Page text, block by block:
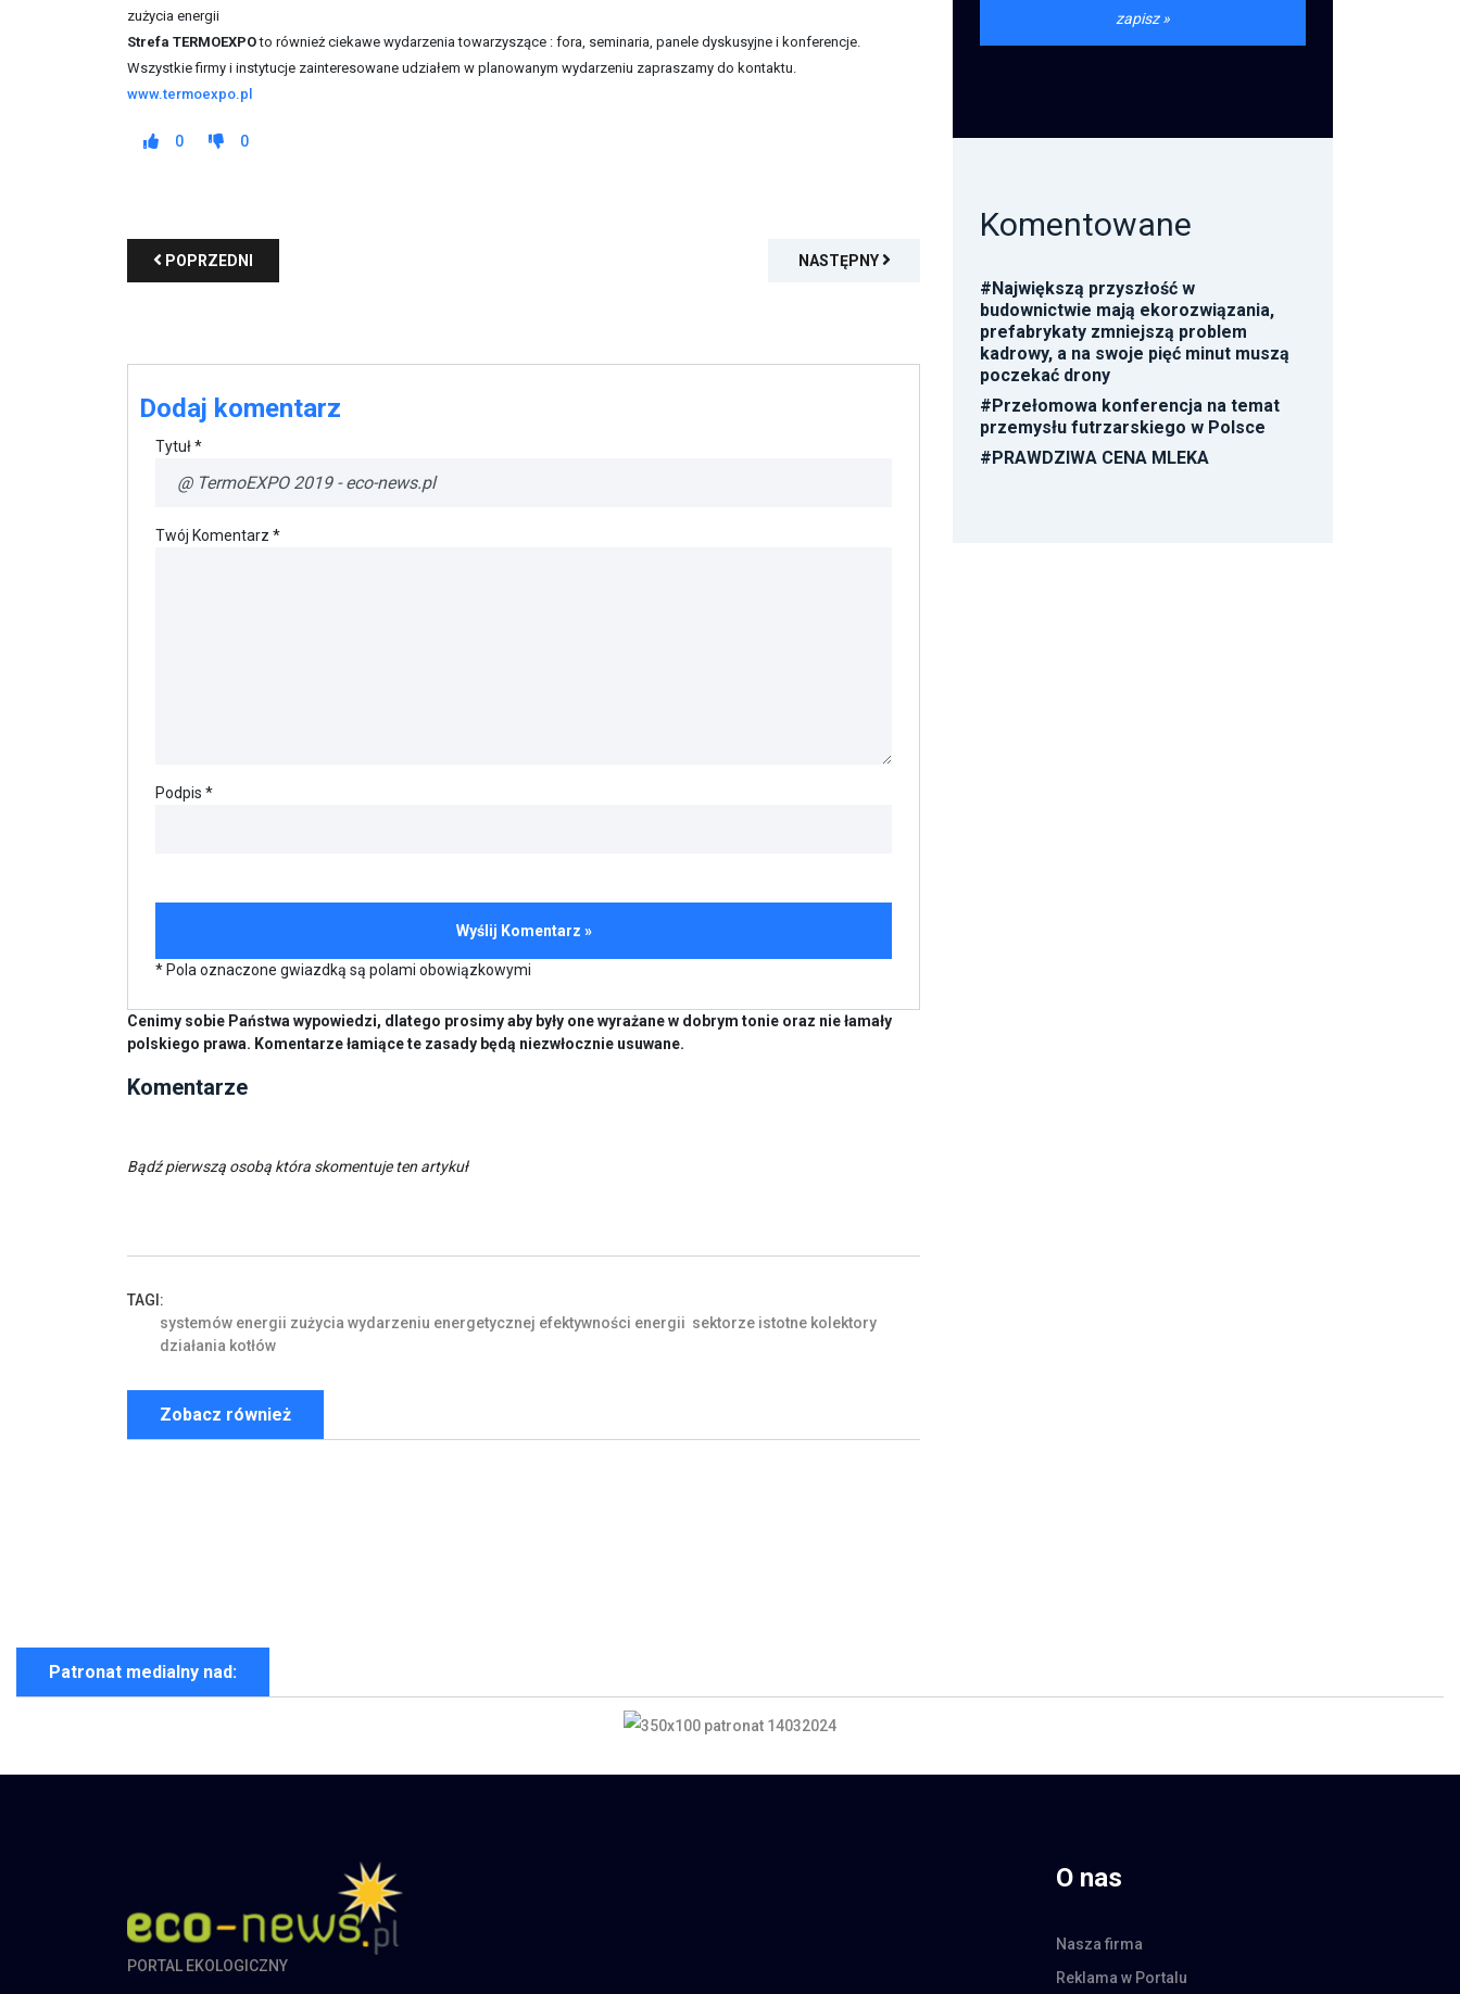
zużycia energii
Strefa TERMOEXPOto również ciekawe wydarzenia towarzyszące : fora, seminaria, panele dyskusyjne i konferencje.
Wszystkie firmy i instytucje zainteresowane udziałem w planowanym wydarzeniu zapraszamy do kontaktu.
www.termoexpo.pl
0 0
POPRZEDNI NASTĘPNY
Dodaj komentarz
Tytuł *
Twój Komentarz *
Podpis *
* Pola oznaczone gwiazdką są polami obowiązkowymi
Cenimy sobie Państwa wypowiedzi, dlatego prosimy aby były one wyrażane w dobrym tonie oraz nie łamały
polskiego prawa. Komentarze łamiące te zasady będą niezwłocznie usuwane.
Komentarze
Bądź pierwszą osobą która skomentuje ten artykuł
TAGI:
systemów energii zużycia wydarzeniu energetycznej efektywności energii sektorze istotne kolektory
działania kotłów
Zobacz również
Komentowane
#Największą przyszłość w
budownictwie mają ekorozwiązania,
prefabrykaty zmniejszą problem
kadrowy, a na swoje pięć minut muszą
poczekać drony
#Przełomowa konferencja na temat
przemysłu futrzarskiego w Polsce
#PRAWDZIWA CENA MLEKA
Patronat medialny nad:
PORTAL EKOLOGICZNY
O nas
Nasza firma
Reklama w Portalu